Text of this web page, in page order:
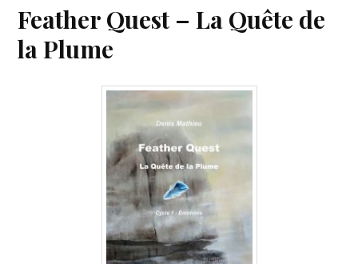
Feather Quest – La Quête de
la Plume